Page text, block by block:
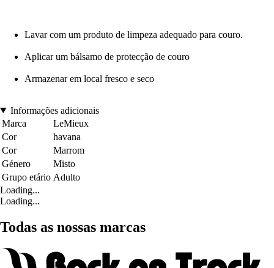
Lavar com um produto de limpeza adequado para couro.
Aplicar um bálsamo de protecção de couro
Armazenar em local fresco e seco
Informações adicionais
Marca
LeMieux
Cor
havana
Cor
Marrom
Género
Misto
Grupo etário Adulto
Loading...
Loading...
Todas as nossas marcas